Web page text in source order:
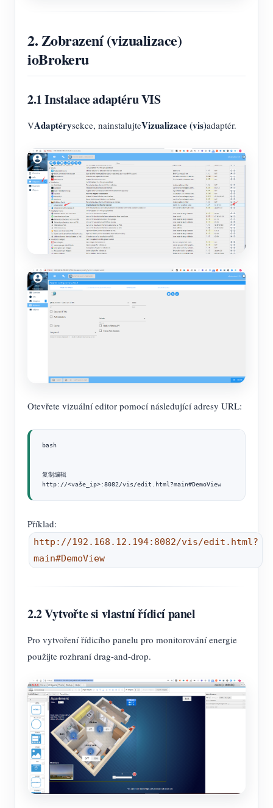
2. Zobrazení (vizualizace)
ioBrokeru
2.1 Instalace adaptéru VIS
VAdaptérysekce, nainstalujteVizualizace (vis)adaptér.
Otevřete vizuální editor pomocí následující adresy URL:
bash
复制编辑
http://<vaše_ip>:8082/vis/edit.html?main#DemoView
Příklad:
http://192.168.12.194:8082/vis/edit.html?
main#DemoView
2.2 Vytvořte si vlastní řídicí panel
Pro vytvoření řídicího panelu pro monitorování energie
použijte rozhraní drag-and-drop.